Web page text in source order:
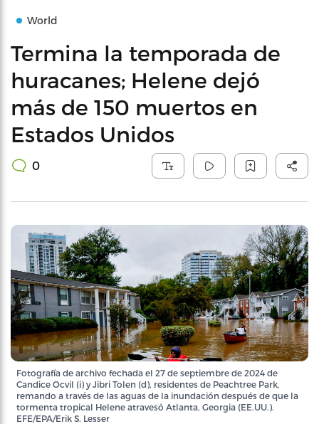
World
Termina la temporada de
huracanes; Helene dejó
más de 150 muertos en
Estados Unidos
0
Fotografía de archivo fechada el 27 de septiembre de 2024 de
Candice Ocvil (i) y Jibri Tolen (d), residentes de Peachtree Park,
remando a través de las aguas de la inundación después de que la
tormenta tropical Helene atravesó Atlanta, Georgia (EE.UU.).
EFE/EPA/Erik S. Lesser